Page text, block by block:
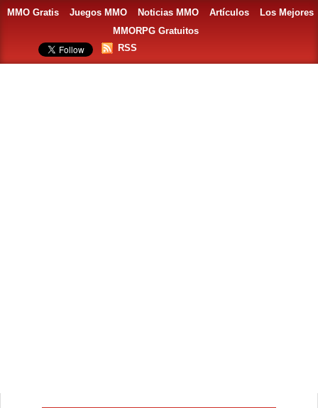
MMO Gratis Juegos MMO Noticias MMO Artículos
Los Mejores
MMORPG Gratuitos
RSS